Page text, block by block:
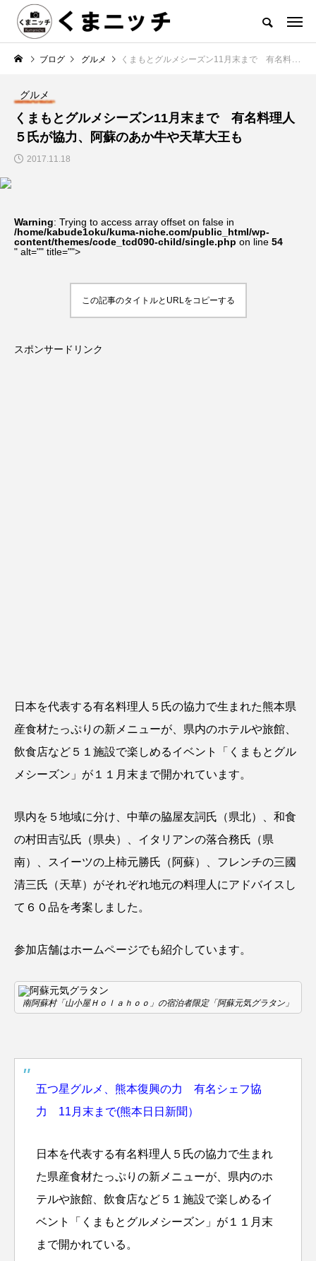
ブログ グルメ くまもとグルメシーズン11月末まで 有名料理人５氏が協力、阿蘇のあか牛や天草大王も
グルメ
くまもとグルメシーズン11月末まで 有名料理人
５氏が協力、阿蘇のあか牛や天草大王も
2017.11.18
Warning: Trying to access array offset on false in
/home/kabude1oku/kuma-niche.com/public_html/wp-
content/themes/code_tcd090-child/single.php on line 54
" alt="" title="">
この記事のタイトルとURLをコピーする
スポンサードリンク
日本を代表する有名料理人５氏の協力で生まれた熊本県
産食材たっぷりの新メニューが、県内のホテルや旅館、
飲食店など５１施設で楽しめるイベント「 くまもとグル
メシーズン 」が１１月末まで開かれています。
県内を５地域に分け、中華の脇屋友詞氏（県北）、和食
の村田吉弘氏（県央）、イタリアンの落合務氏（県
南）、スイーツの上柿元勝氏（阿蘇）、フレンチの三國
清三氏（天草）がそれぞれ地元の料理人にアドバイスし
て６０品を考案しました。
参加店舗はホームページでも紹介しています。
南阿蘇村「山小屋Ｈｏｌａｈｏｏ」の宿泊者限定「阿蘇元気グラタン」
五つ星グルメ、熊本復興の力 有名シェフ協
力 11月末まで(熊本日日新聞）
日本を代表する有名料理人５氏の協力で生まれ
た県産食材たっぷりの新メニューが、県内のホ
テルや旅館、飲食店など５１施設で楽しめるイ
ベント「くまもとグルメシーズン」が１１月末
まで開かれている。